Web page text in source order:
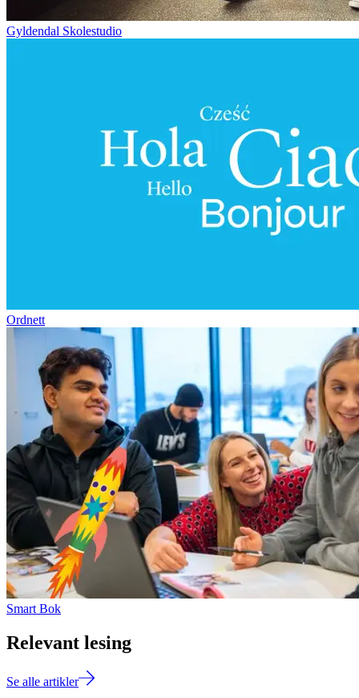
Gyldendal Skolestudio
Ordnett
Smart Bok
Relevant lesing
Se alle artikler